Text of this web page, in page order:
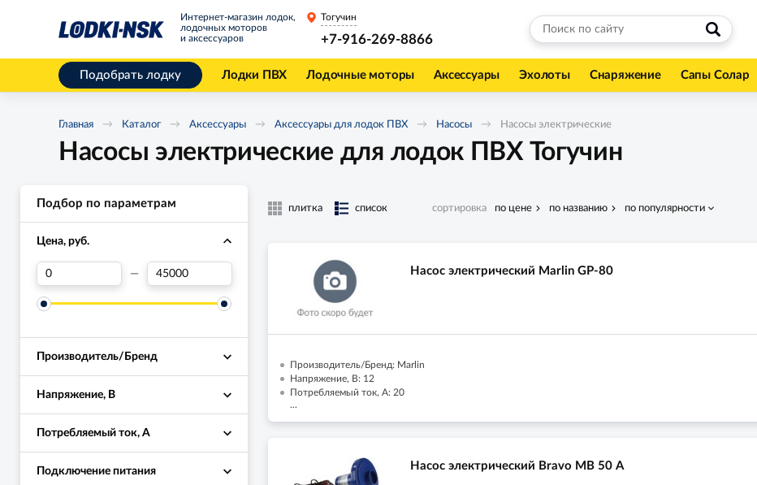
Интернет-магазин лодок,
лодочных моторов
и аксессуаров
Тогучин
+7-916-269-8866
Подобрать лодку Лодки ПВХ Лодочные моторы Аксессуары Эхолоты Снаряжение Сапы Солар
Главная Каталог Аксессуары Аксессуары для лодок ПВХ Насосы Насосы электрические
Насосы электрические для лодок ПВХ Тогучин
Подбор по параметрам
Цена, руб.
—
Производитель/Бренд
Напряжение, В
Потребляемый ток, А
Подключение питания
плитка список сортировка по цене по названию по популярности
Насос электрический Marlin GP-80
Производитель/Бренд: Marlin
Напряжение, В: 12
Потребляемый ток, А: 20
...
Насос электрический Bravo MB 50 А